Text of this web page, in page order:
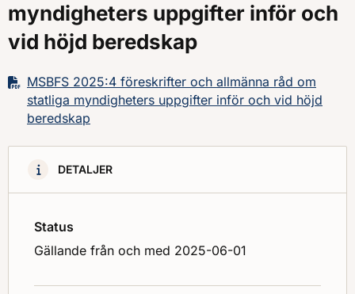
myndigheters uppgifter inför och
vid höjd beredskap
MSBFS 2025:4 föreskrifter och allmänna råd om
statliga myndigheters uppgifter inför och vid höjd
beredskap
DETALJER
Status
Gällande från och med 2025-06-01